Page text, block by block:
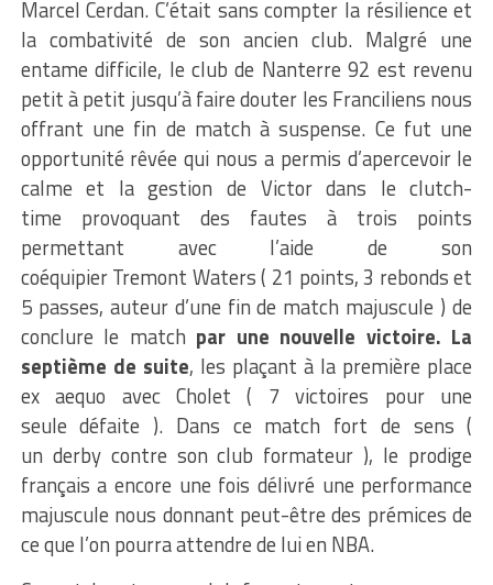
Marcel Cerdan. C’était sans compter la résilience et
la combativité de son ancien club. Malgré une
entame difficile, le club de Nanterre 92 est revenu
petit à petit jusqu’à faire douter les Franciliens nous
offrant une fin de match à suspense. Ce fut une
opportunité rêvée qui nous a permis d’apercevoir le
calme et la gestion de Victor dans leclutch-
time provoquant des fautes à trois points
permettant avec l’aide de son
coéquipierTremont Waters( 21 points, 3 rebonds et
5 passes, auteur d’une fin de match majuscule ) de
conclure le match par une nouvelle victoire. La
septième de suite, les plaçant à la première place
ex aequo avec Cholet( 7victoires pour une
seuledéfaite ). Dans ce match fort de sens(
un derby contre son club formateur ), le prodige
français a encore une fois délivré une performance
majuscule nous donnant peut-être des prémices de
ce que l’on pourra attendre de lui en NBA.